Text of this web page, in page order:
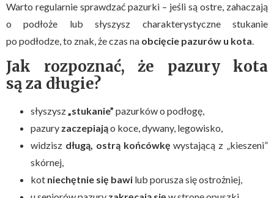
Warto regularnie sprawdzać pazurki – jeśli są ostre, zahaczają
o podłoże lub słyszysz charakterystyczne stukanie
po podłodze, to znak, że czas na obcięcie pazurów u kota.
Jak rozpoznać, że pazury kota
są za długie?
słyszysz„stukanie” pazurków o podłogę,
pazury zaczepiająo koce, dywany, legowisko,
widzisz długą, ostrą końcówkę wystającą z „kieszeni”
skórnej,
kot niechętnie się bawi lub porusza się ostrożniej,